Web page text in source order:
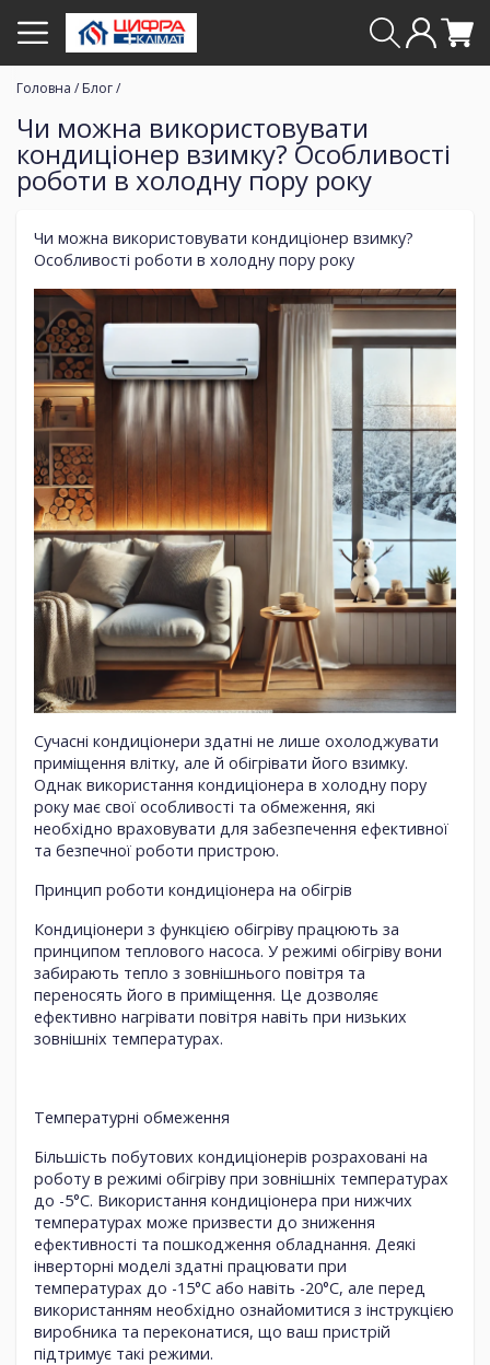
Головна / Блог/
Чи можна використовувати
кондиціонер взимку? Особливості
роботи в холодну пору року
Чи можна використовувати кондиціонер взимку?
Особливості роботи в холодну пору року
Сучасні кондиціонери здатні не лише охолоджувати
приміщення влітку, але й обігрівати його взимку.
Однак використання кондиціонера в холодну пору
року має свої особливості та обмеження, які
необхідно враховувати для забезпечення ефективної
та безпечної роботи пристрою.
Принцип роботи кондиціонера на обігрів
Кондиціонери з функцією обігріву працюють за
принципом теплового насоса. У режимі обігріву вони
забирають тепло з зовнішнього повітря та
переносять його в приміщення. Це дозволяє
ефективно нагрівати повітря навіть при низьких
зовнішніх температурах.
Температурні обмеження
Більшість побутових кондиціонерів розраховані на
роботу в режимі обігріву при зовнішніх температурах
до -5°C. Використання кондиціонера при нижчих
температурах може призвести до зниження
ефективності та пошкодження обладнання. Деякі
інверторні моделі здатні працювати при
температурах до -15°C або навіть -20°C, але перед
використанням необхідно ознайомитися з інструкцією
виробника та переконатися, що ваш пристрій
підтримує такі режими.